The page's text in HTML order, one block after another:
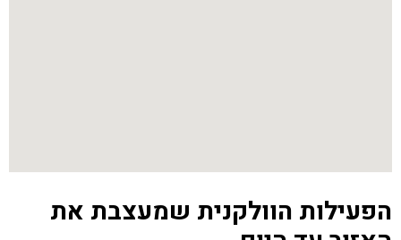
הפעילות הוולקנית שמעצבת את